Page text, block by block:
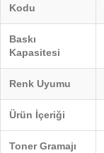
Kodu
Baskı
Kapasitesi
Renk Uyumu
Ürün İçeriği
Toner Gramajı